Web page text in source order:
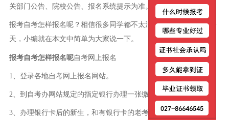
关部门公告、院校公告、报名系统提示为准。
报考自考怎样报名呢？相信很多同学都不太清楚这个问题，那么今
天，小编就在本文中简单为大家说一下。
报考自考怎样报名呢自考网上报名
1、登录各地自考网上报名网站。
2、到自考办网站规定的指定银行办理一张缴费用银行卡。
3、办理银行卡后的新生，和有银行卡的老考生按照报名网站规定